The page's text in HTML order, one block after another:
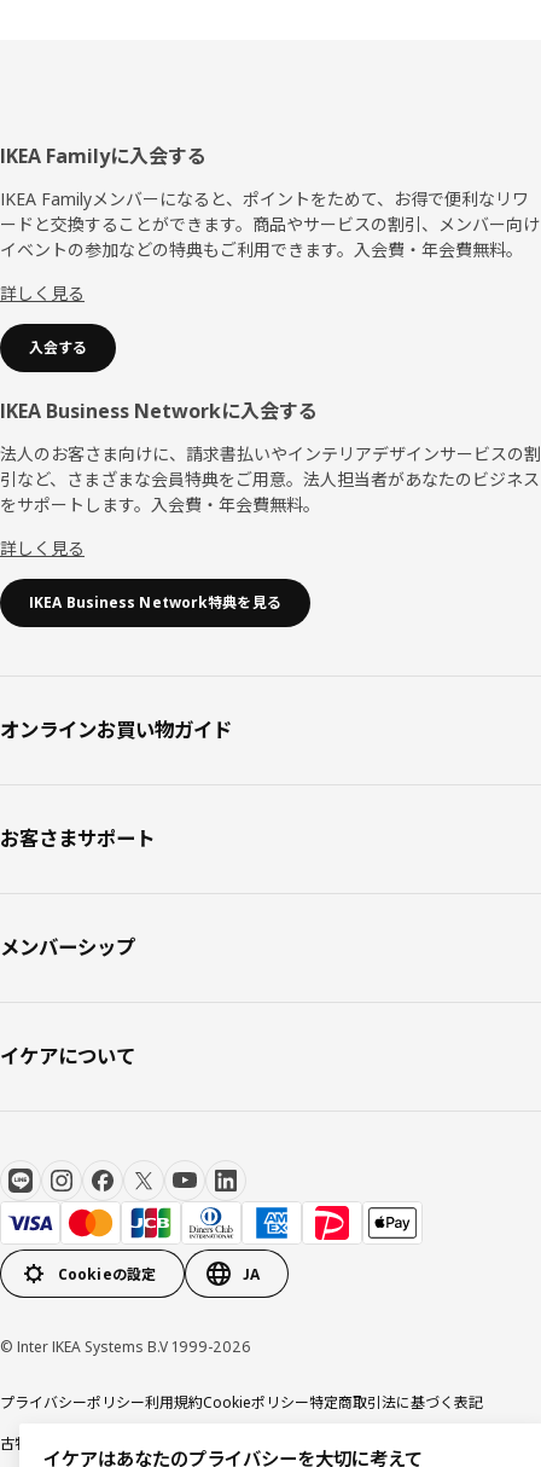
フ
ッ
タ
IKEA Familyに入会する
IKEA Familyメンバーになると、ポイントをためて、お得で便利なリワ
ードと交換することができます。商品やサービスの割引、メンバー向け
イベントの参加などの特典もご利用できます。入会費・年会費無料。
詳しく見る
入会する
IKEA Business Networkに入会する
法人のお客さま向けに、請求書払いやインテリアデザインサービスの割
引など、さまざまな会員特典をご用意。法人担当者があなたのビジネス
をサポートします。入会費・年会費無料。
詳しく見る
IKEA Business Network特典を見る
オンラインお買い物ガイド
お客さまサポート
メンバーシップ
イケアについて
Cookieの設定 JA
© Inter IKEA Systems B.V 1999-2026
プライバシーポリシー利用規約Cookieポリシー特定商取引法に基づく表記
古物営業法に基づく表記
イケアはあなたのプライバシーを大切に考えて